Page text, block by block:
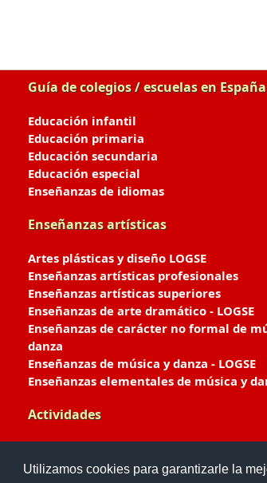
Utilizamos cookies para garantizarle la
Guía de colegios / escuelas en España
Educación infantil
Educación primaria
Educación secundaria
Educación especial
Enseñanzas de idiomas
Enseñanzas artísticas
Artes plásticas y diseño LOGSE
Enseñanzas artísticas profesionales
Enseñanzas artísticas superiores
Enseñanzas de arte dramático - LOGSE
Enseñanzas de carácter no formal de
danza
Enseñanzas de música y danza - LOGSE
Enseñanzas elementales de música y
Actividades